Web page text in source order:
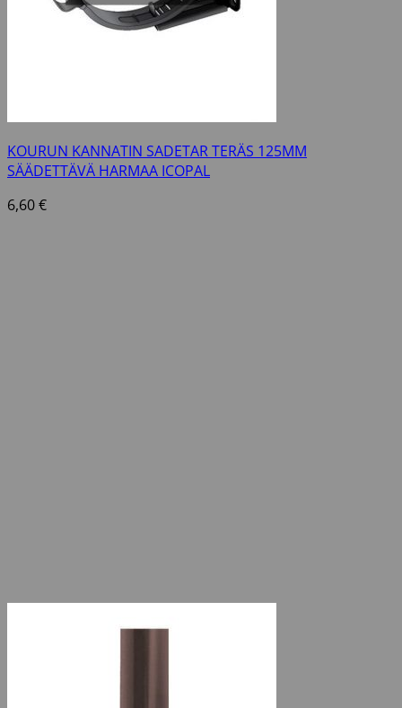
KOURUN KANNATIN SADETAR TERÄS 125MM
SÄÄDETTÄVÄ HARMAA ICOPAL
6,60€